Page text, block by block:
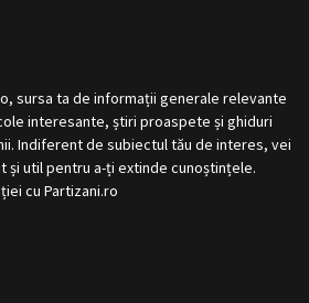
, sursa ta de informații generale relevante
interesante, știri proaspete și ghiduri
Indiferent de subiectul tău de interes, vei
și util pentru a-ți extinde cunoștințele.
cu Partizani.ro